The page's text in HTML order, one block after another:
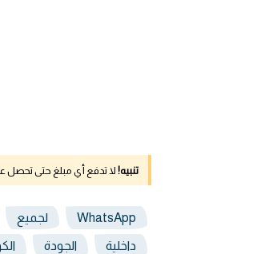
تنبيه! لا تدفع أي مبلغ حتى تحصل
WhatsApp لجميع
داخلية الجودة